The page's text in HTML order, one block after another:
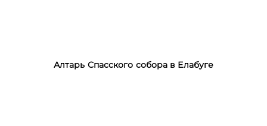
Алтарь Спасского собора в Елабуге